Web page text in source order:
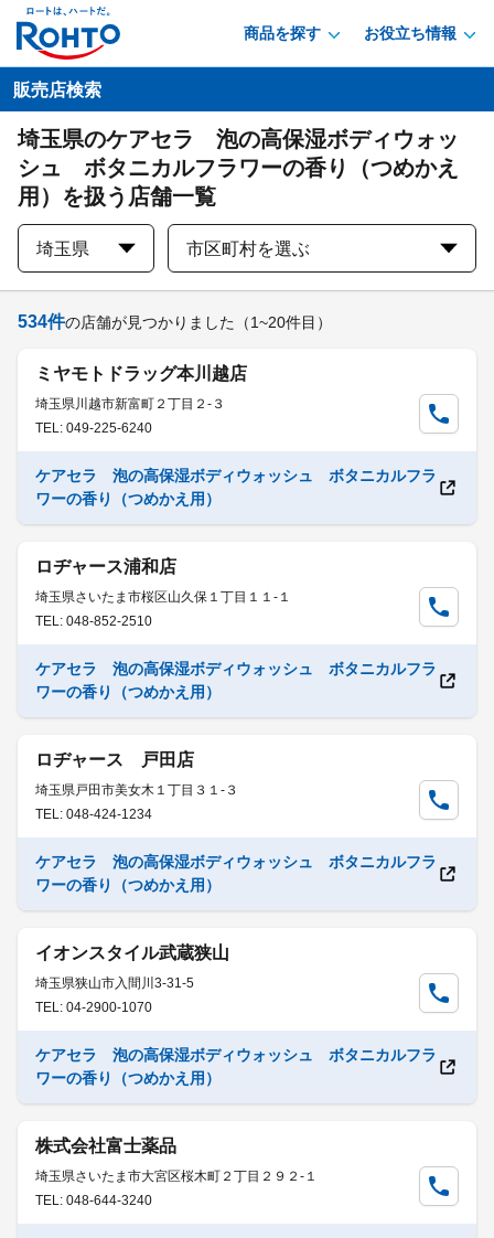
商品を探す お役立ち情報
販売店検索
埼玉県のケアセラ 泡の高保湿ボディウォッ
シュ ボタニカルフラワーの香り（つめかえ
用）を扱う店舗一覧
埼玉県 市区町村を選ぶ
534件の店舗が見つかりました （1~20件目）
ミヤモトドラッグ本川越店
埼玉県川越市新富町２丁目２-３
TEL: 049-225-6240
ケアセラ 泡の高保湿ボディウォッシュ ボタニカルフラ
ワーの香り（つめかえ用）
ロヂャース浦和店
埼玉県さいたま市桜区山久保１丁目１１-１
TEL: 048-852-2510
ケアセラ 泡の高保湿ボディウォッシュ ボタニカルフラ
ワーの香り（つめかえ用）
ロヂャース 戸田店
埼玉県戸田市美女木１丁目３１-３
TEL: 048-424-1234
ケアセラ 泡の高保湿ボディウォッシュ ボタニカルフラ
ワーの香り（つめかえ用）
イオンスタイル武蔵狭山
埼玉県狭山市入間川3-31-5
TEL: 04-2900-1070
ケアセラ 泡の高保湿ボディウォッシュ ボタニカルフラ
ワーの香り（つめかえ用）
株式会社富士薬品
埼玉県さいたま市大宮区桜木町２丁目２９２-１
TEL: 048-644-3240